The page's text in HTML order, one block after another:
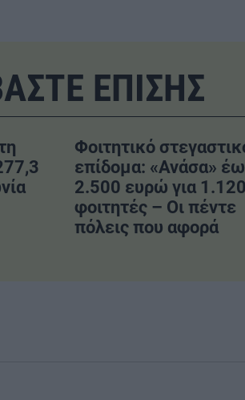
ΕΠΙΣΗΣ
Φοιτητικό
επίδομα: «Ανάσα»
2.500 ευρώ για 1.120
φοιτητές – Οι πέντε
πόλεις που αφορά